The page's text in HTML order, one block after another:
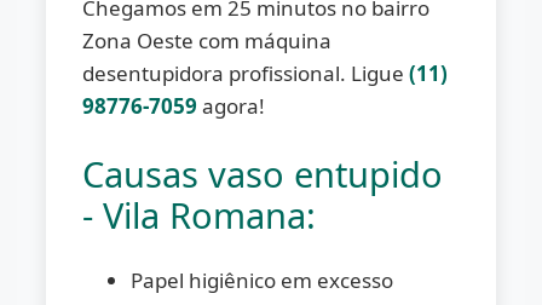
Chegamos em 25 minutos no bairro
Zona Oeste com máquina
desentupidora profissional. Ligue(11)
98776-7059 agora!
Causas vaso entupido
- Vila Romana:
Papel higiênico em excesso